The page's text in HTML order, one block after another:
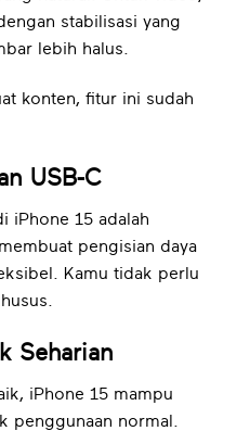
stabilisasi yang
lebih halus.
konten, fitur ini sudah
USB-C
iPhone 15 adalah
pengisian daya
Kamu tidak perlu
Seharian
iPhone 15 mampu
penggunaan normal.